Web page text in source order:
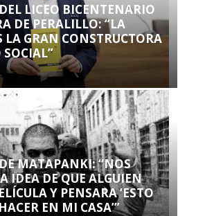
LICEO BICENTENARIO
DE PERALILLO: “LA
LA GRAN CONSTRUCTORA
SOCIAL”
MATAPANKI: “NOS
IDEA DE QUE ALGUIEN
Y PENSARA ‘ESTO
EN MI CASA’”